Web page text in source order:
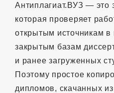
Антиплагиат.ВУЗ — это
которая проверяет
открытым источникам в
закрытым базам
и ранее загруженных
Поэтому простое
дипломов, скачанных